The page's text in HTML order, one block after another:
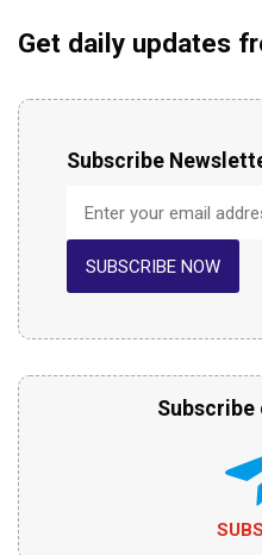
Get daily updates
Subscribe
SUBSCRIBE NOW
Subscribe